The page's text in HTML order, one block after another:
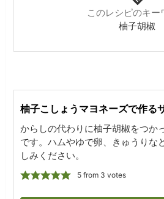
このレシピのキー
柚子胡椒
柚子こしょうマヨネーズで作る
からしの代わりに柚子胡椒をつか
です。ハムやゆで卵、きゅうりな
しみください。
5from 3 votes